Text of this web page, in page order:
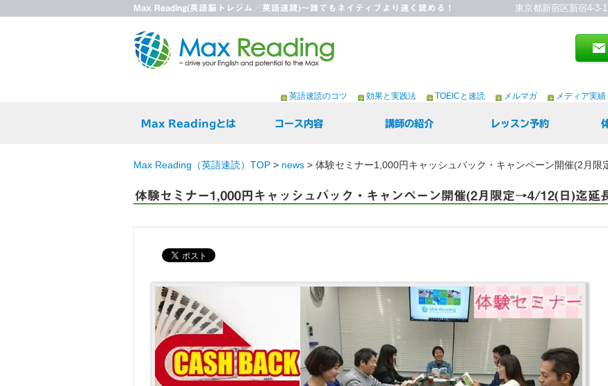
Max Reading(英語脳トレジム／英語速読)～誰でもネイティブより速く読める！ 東京都新宿区新宿4-3-
英語速読のコツ 効果と実践法 TOEICと速読 メルマガ メディア実績
Max Readingとは コース内容 講師の紹介 レッスン予約
Max Reading（英語速読）TOP > news > 体験セミナー1,000円キャッシュバック・キャンペーン開催(2月
体験セミナー1,000円キャッシュバック・キャンペーン開催(2月限定→4/12(日)迄延